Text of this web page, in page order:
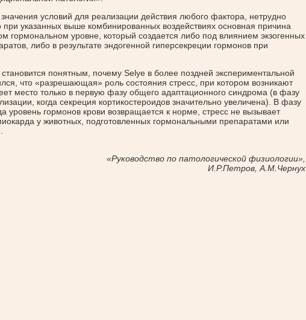
условий для реализации действия любого фактора, нетрудно
при указанных выше комбинированных воздействиях основная причина
гормональном уровне, который создается либо под влиянием экзогенных
либо в результате эндогенной гиперсекреции гормонов при
становится понятным, почему Selye в более поздней экспериментальной
что «разрешающая» роль состояния стресс, при котором возникают
место только в первую фазу общего адаптационного синдрома (в фазу
когда секреция кортикостероидов значительно увеличена). В фазу
уровень гормонов крови возвращается к норме, стресс не вызывает
у животных, подготовленных гормональными препаратами или
«Руководство по патологической физиологии»,
И.Р.Петров, А.М.Чернух